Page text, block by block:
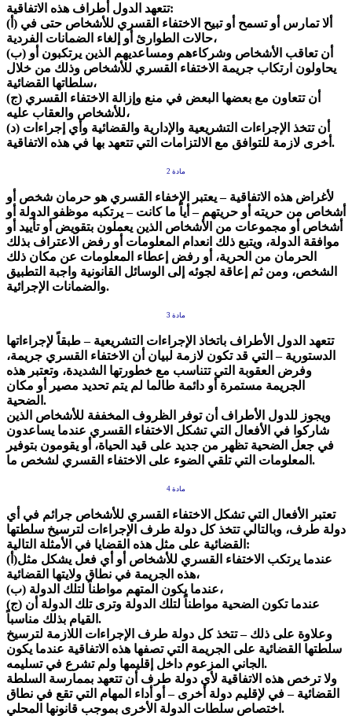
تتعهد الدول أطراف هذه الاتفاقية:
(أ) ألا تمارس أو تسمح أو تبيح الاختفاء القسري للأشخاص حتى في
حالات الطوارئ أو إلغاء الضمانات الفردية،
(ب) أن تعاقب الأشخاص وشركاءهم ومساعديهم الذين يرتكبون أو
يحاولون ارتكاب جريمة الاختفاء القسري للأشخاص وذلك من خلال
سلطاتها القضائية،
(ج) أن تتعاون مع بعضها البعض في منع وإزالة الاختفاء القسري
للأشخاص والعقاب عليه،
(د) أن تتخذ الإجراءات التشريعية والإدارية والقضائية وأي إجراءات
أخرى لازمة للتوافق مع الالتزامات التي تتعهد بها في هذه الاتفاقية.
مادة 2
لأغراض هذه الاتفاقية – يعتبر الإخفاء القسري هو حرمان شخص أو
أشخاص من حريته أو حريتهم – أياً ما كانت – يرتكبه موظفو الدولة أو
أشخاص أو مجموعات من الأشخاص الذين يعملون بتقويض أو تأييد أو
موافقة الدولة، ويتبع ذلك انعدام المعلومات أو رفض الاعتراف بذلك
الحرمان من الحرية، أو رفض إعطاء المعلومات عن مكان ذلك
الشخص، ومن ثم إعاقة لجوئه إلى الوسائل القانونية واجبة التطبيق
والضمانات الإجرائية.
مادة 3
تتعهد الدول الأطراف باتخاذ الإجراءات التشريعية – طبقاً لإجراءاتها
الدستورية – التي قد تكون لازمة لبيان أن الاختفاء القسري جريمة،
وفرض العقوبة التي تتناسب مع خطورتها الشديدة، وتعتبر هذه
الجريمة مستمرة أو دائمة طالما لم يتم تحديد مصير أو مكان
الضحية.
ويجوز للدول الأطراف أن توفر الظروف المخففة للأشخاص الذين
شاركوا في الأفعال التي تشكل الاختفاء القسري عندما يساعدون
في جعل الضحية تظهر من جديد على قيد الحياة، أو يقومون بتوفير
المعلومات التي تلقي الضوء على الاختفاء القسري لشخص ما.
مادة 4
تعتبر الأفعال التي تشكل الاختفاء القسري للأشخاص جرائم في أي
دولة طرف، وبالتالي تتخذ كل دولة طرف الإجراءات لترسيخ سلطتها
القضائية على مثل هذه القضايا في الأمثلة التالية:
(أ)عندما يرتكب الاختفاء القسري للأشخاص أو أي فعل يشكل مثل
هذه الجريمة في نطاق ولايتها القضائية،
(ب) عندما يكون المتهم مواطناً لتلك الدولة،
(ج) عندما تكون الضحية مواطناً لتلك الدولة وترى تلك الدولة أن
القيام بذلك مناسباً.
وعلاوة على ذلك – تتخذ كل دولة طرف الإجراءات اللازمة لترسيخ
سلطتها القضائية على الجريمة التي تصفها هذه الاتفاقية عندما يكون
الجاني المزعوم داخل إقليمها ولم تشرع في تسليمه.
ولا ترخص هذه الاتفاقية لأي دولة طرف أن تتعهد بممارسة السلطة
القضائية – في لإقليم دولة أخرى – أو أداء المهام التي تقع في نطاق
اختصاص سلطات الدولة الأخرى بموجب قانونها المحلي.